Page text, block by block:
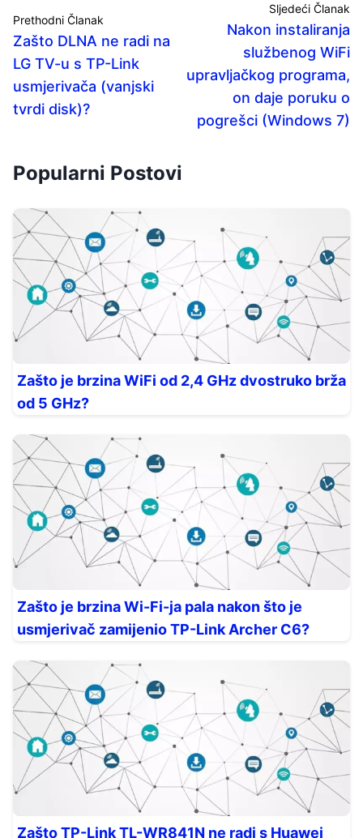
Prethodni Članak
Zašto DLNA ne radi na
LG TV-u s TP-Link
usmjerivača (vanjski
tvrdi disk)?
Sljedeći Članak
Nakon instaliranja
službenog WiFi
upravljačkog programa,
on daje poruku o
pogrešci (Windows 7)
Popularni Postovi
Zašto je brzina WiFi od 2,4 GHz dvostruko brža
od 5 GHz?
Zašto je brzina Wi-Fi-ja pala nakon što je
usmjerivač zamijenio TP-Link Archer C6?
Zašto TP-Link TL-WR841N ne radi s Huawei